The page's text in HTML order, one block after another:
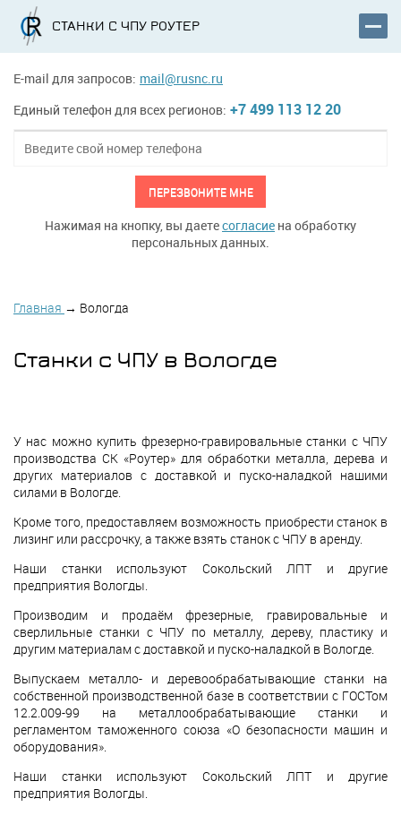
СТАНКИ С ЧПУ РОУТЕР
E-mail для запросов: mail@rusnc.ru
Единый телефон для всех регионов: +7 499 113 12 20
ПЕРЕЗВОНИТЕ МНЕ
Нажимая на кнопку, вы даетесогласие на обработку
персональных данных.
Главная → Вологда
Станки с ЧПУ в Вологде
У нас можно купить фрезерно-гравировальные станки с ЧПУ
производства СК «Роутер» для обработки металла, дерева и
других материалов с доставкой и пуско-наладкой нашими
силами в Вологде.
Кроме того, предоставляем возможность приобрести станок в
лизинг или рассрочку, а также взять станок с ЧПУ в аренду.
Наши станки используют Сокольский ЛПТ и другие
предприятия Вологды.
Производим и продаём фрезерные, гравировальные и
сверлильные станки с ЧПУ по металлу, дереву, пластику и
другим материалам с доставкой и пуско-наладкой в Вологде.
Выпускаем металло- и деревообрабатывающие станки на
собственной производственной базе в соответствии с ГОСТом
12.2.009-99 на металлообрабатывающие станки и
регламентом таможенного союза «О безопасности машин и
оборудования».
Наши станки используют Сокольский ЛПТ и другие
предприятия Вологды.